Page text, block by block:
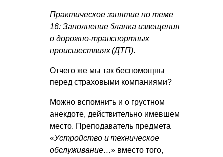
Практическое занятие по теме
16: Заполнение бланка извещения
о дорожно-транспортных
происшествиях (ДТП).
Отчего же мы так беспомощны
перед страховыми компаниями?
Можно вспомнить и о грустном
анекдоте, действительно имевшем
место. Преподаватель предмета
«Устройство и техническое
обслуживание…» вместо того,